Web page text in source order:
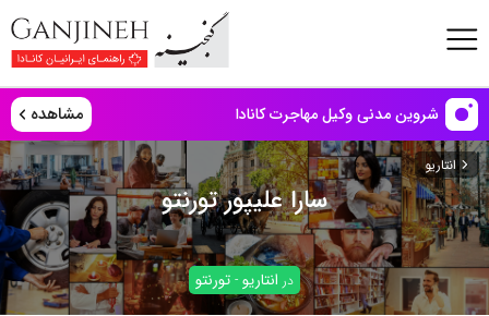
شروین مدنی وکیل مهاجرت کانادا مشاهده
انتاریو
سارا علیپور تورنتو
در انتاریو - تورنتو